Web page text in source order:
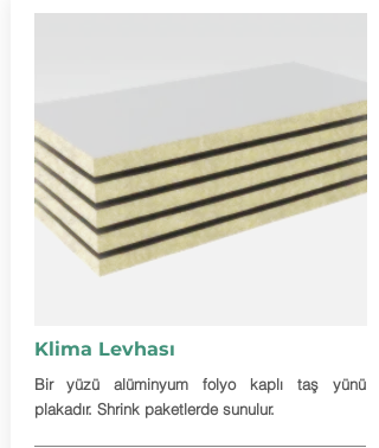
Klima Levhası
Bir yüzü alüminyum folyo kaplı taş yünü
plakadır. Shrink paketlerde sunulur.